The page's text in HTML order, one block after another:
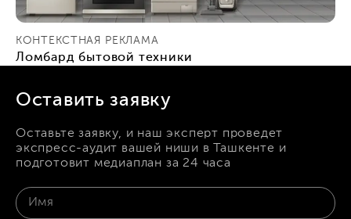
КОНТЕКСТНАЯ РЕКЛАМА
Ломбард бытовой техники
Оставить заявку
Оставьте заявку, и наш эксперт проведет
экспресс-аудит вашей ниши в Ташкенте и
подготовит медиаплан за 24 часа